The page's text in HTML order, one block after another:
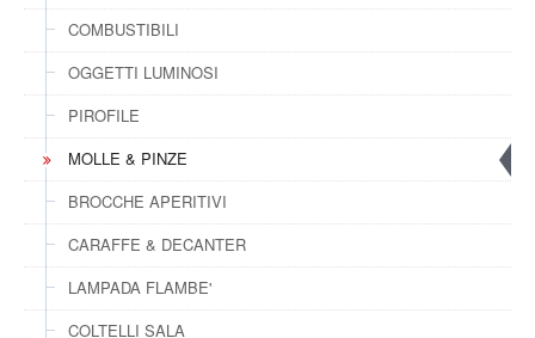
COMBUSTIBILI
OGGETTI LUMINOSI
PIROFILE
MOLLE & PINZE
BROCCHE APERITIVI
CARAFFE & DECANTER
LAMPADA FLAMBE'
COLTELLI SALA